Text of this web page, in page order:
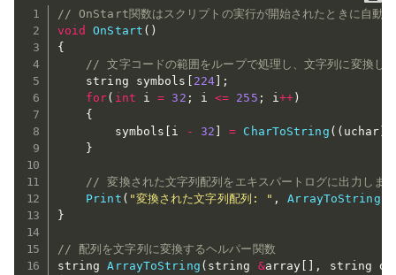
// OnStart関数はスクリプトの実行が開始されたときに自動的
void
OnStart ( )
{
// 文字コードの範囲をループで処理し、文字列に変換し
    string symbols
224]
;
for( int i = 32 ; i <= 255 ; i++ )
{
        symbols
i - 32 = CharToString ( ( uchar
}
// 変換された文字列配列をエキスパートログに出力します
Print ( "変換された文字列配列: " , ArrayToString
}
// 配列を文字列に変換するヘルパー関数
string ArrayToString ( string &array ,
string